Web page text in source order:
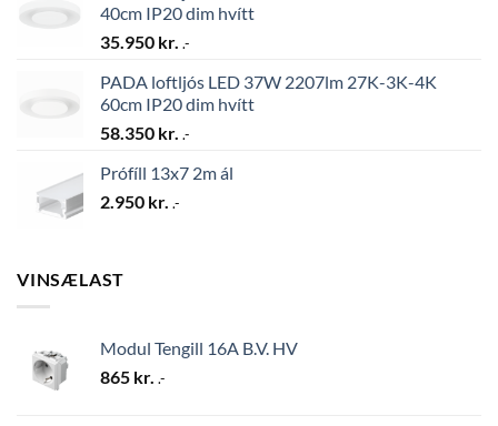
40cm IP20 dim hvítt
35.950 kr. .-
PADA loftljós LED 37W 2207lm 27K-3K-4K
60cm IP20 dim hvítt
58.350 kr. .-
Prófíll 13x7 2m ál
2.950 kr. .-
VINSÆLAST
Modul Tengill 16A B.V. HV
865 kr. .-